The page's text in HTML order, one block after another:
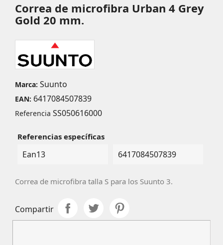
Correa de microfibra Urban 4 Grey
Gold 20 mm.
Marca: Suunto
EAN: 6417084507839
Referencia SS050616000
Referencias específicas
Ean13 6417084507839
Correa de microfibra talla S para los Suunto 3.
Compartir